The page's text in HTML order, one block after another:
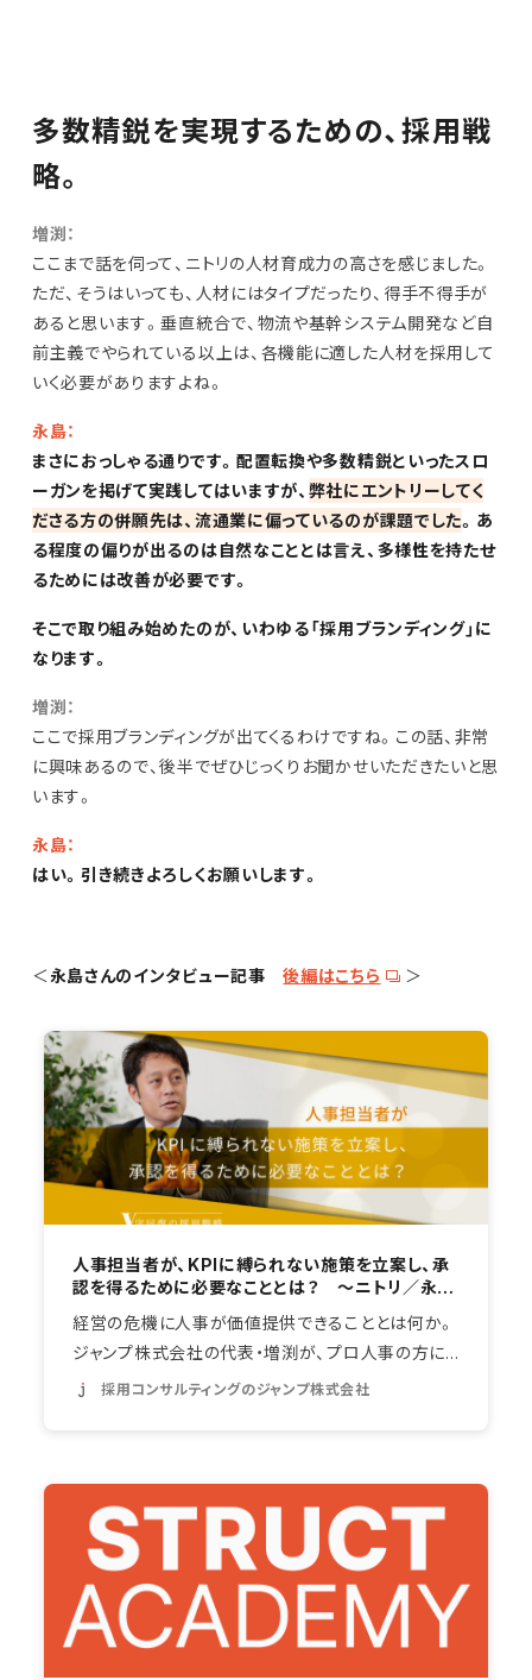
多数精鋭を実現するための、採用戦
略。
増渕：
ここまで話を伺って、ニトリの人材育成力の高さを感じました。
ただ、そうはいっても、人材にはタイプだったり、得手不得手が
あると思います。垂直統合で、物流や基幹システム開発など自
前主義でやられている以上は、各機能に適した人材を採用して
いく必要がありますよね。
永島：
まさにおっしゃる通りです。配置転換や多数精鋭といったスロ
ーガンを掲げて実践してはいますが、 弊社にエントリーしてく
ださる方の併願先は、流通業に偏っているのが課題でした。あ
る程度の偏りが出るのは自然なこととは言え、多様性を持たせ
るためには改善が必要です。
そこで取り組み始めたのが、いわゆる「採用ブランディング」に
なります。
増渕：
ここで採用ブランディングが出てくるわけですね。この話、非常
に興味あるので、後半でぜひじっくりお聞かせいただきたいと思
います。
永島：
はい。引き続きよろしくお願いします。
＜永島さんのインタビュー記事後編はこちら ＞